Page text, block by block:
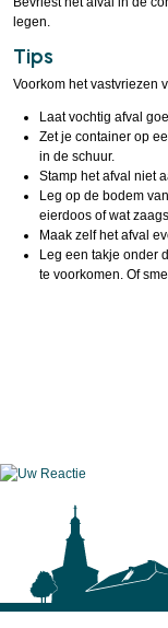
legen.
Tips
Voorkom het vastvriezen
Laat vochtig afval
Zet je container op
in de schuur.
Stamp het afval niet
Leg op de bodem
eierdoos of wat
Maak zelf het afval
Leg een takje onder
te voorkomen. Of